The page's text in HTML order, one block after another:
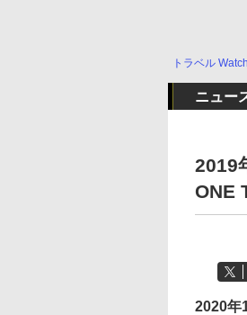
トラベル Watch
ニュー
2019
ONE
2020年